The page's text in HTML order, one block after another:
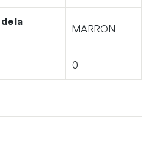
la
MARRON
0